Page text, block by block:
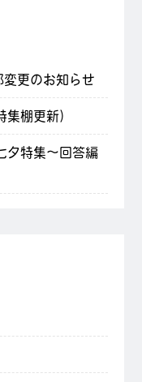
更のお知らせ
棚更新）
夕特集～回答編